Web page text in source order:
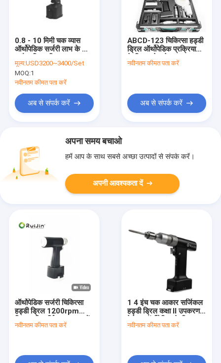
0.8 - 10 मिमी चक व्यास
ऑर्थोपेडिक सर्जरी लाभ के लिए
मूल्य:USD3200~3400/Set
MOQ:1
नवीनतम कीमत पता करें
अब से संपर्क करें
ABCD-123 चिकित्सा हड्डी
ड्रिल ऑर्थोपेडिक प्रक्रियाओं
के लिए आदेश के अनुसार
अनुकूलन योग्य विकल्प सटीक
नवीनतम कीमत पता करें
अब से संपर्क करें
अपना समय बचाओ
हमें आप के साथ सबसे अच्छा उत्पादों से संपर्क करें।
अपनी आवश्यकता दें
ऑर्थोपेडिक सर्जरी चिकित्सा
हड्डी ड्रिल 1200rpm
ड्रिल गति सर्जिकल उपकरणों
का आधार
नवीनतम कीमत पता करें
1 4 इंच चक आकार सर्जिकल
हड्डी ड्रिल कक्षा II उपकरण
पेशेवर ऑर्थोपेडिक के लिए
आदेश के अनुसार निशान के
नवीनतम कीमत पता करें